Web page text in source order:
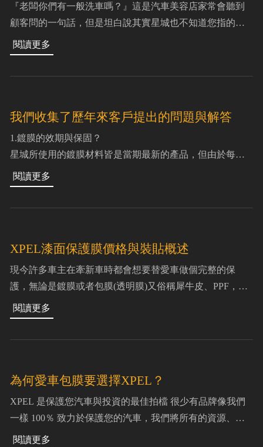
『老闆你們有一般洗車嗎？』這是汽車美容店家常會聽到
顧客問的一句話，但是坦白說其實星城也不知道您指的一
般洗車到底是如何的一般，要打蠟還是單純泡沫清潔呢？
坊間一般洗車以小型車來說可能洗車+打蠟500有找，
我們收集了歷年來客戶提出的問題與解答
1.鍍膜的效期與保固？
星城所使用的鍍膜材料皆是當期最新的產品，但由於每位
顧客的用車習慣及平時停放環境不同，效期一般為1~3年以
上不等，且凡是於星城鍍膜的車輛依使用的產品可享12~18
XPEL漆面保護膜價格與裝貼概述
現今許多車主在牽新車時都會想要替愛車做個完整的保
護，無論是鍍膜或者包膜(透明膜)又俗稱犀牛皮、PPF，主
要目的都是想要延長愛車漆面的壽命增加保值性，而汽車
包膜就像手機包膜一樣就是不希望愛車受到外在因素
為何愛車包膜要選擇XPEL？
XPEL 是保護您汽車與投資的最佳拍檔 很少有品牌像我們
一樣 100％ 致力於保護您的汽車，我們將所有的資源、時
間、人力資本和研究，集中在具有創新性的汽車保護產品